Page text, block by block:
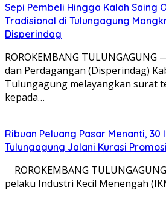
Sepi Pembeli Hingga Kalah Saing
Tradisional di Tulungagung
Disperindag
ROROKEMBANG
dan Perdagangan (Disperindag)
Tulungagung melayangkan surat
kepada…
Ribuan Peluang Pasar Menanti, 30
Tulungagung Jalani Kurasi
ROROKEMBANG
pelaku Industri Kecil Menengah